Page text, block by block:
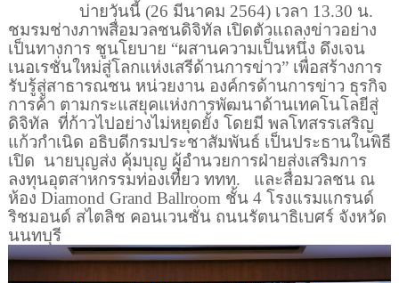
บ่ายวันนี้ (26 มีนาคม 2564) เวลา 13.30 น.
ชมรมช่างภาพสื่อมวลชนดิจิทัล เปิดตัวแถลงข่าวอย่าง
เป็นทางการ ชูนโยบาย “ผสานความเป็นหนึ่ง ดึงเจน
เนอเรชั่นใหม่สู่โลกแห่งเสรีด้านการข่าว” เพื่อสร้างการ
รับรู้สู่สาธารณชน หน่วยงาน องค์กรด้านการข่าว ธุรกิจ
การค้า ตามกระแสยุคแห่งการพัฒนาด้านเทคโนโลยีสู่
ดิจิทัล ที่ก้าวไปอย่างไม่หยุดยั้ง โดยมี พลโทสรรเสริญ
แก้วกำเนิด อธิบดีกรมประชาสัมพันธ์ เป็นประธานในพิธี
เปิด นายบุญส่ง​ คุ้ม​บุญ​ ผู้​อำนวยการ​ฝ่ายส่งเสริม​การ
ลงทุน​อุตสาหกรรม​ท่องเที่ยว​ ททท.
และสื่อมวลชน ณ
ห้อง Diamond Grand Ballroom ชั้น 4โรงแรมแกรนด์
ริชมอนด์ สไตลิช คอนเวนชั่น ถนนรัตนาธิเบศร์ จังหวัด
นนทบุรี